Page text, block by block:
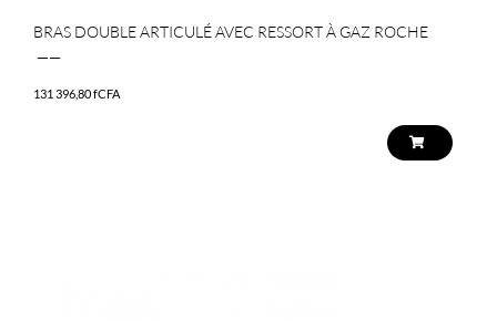
BRAS DOUBLE ARTICULÉ AVEC RESSORT À GAZ ROCHE
——
131 396,80fCFA